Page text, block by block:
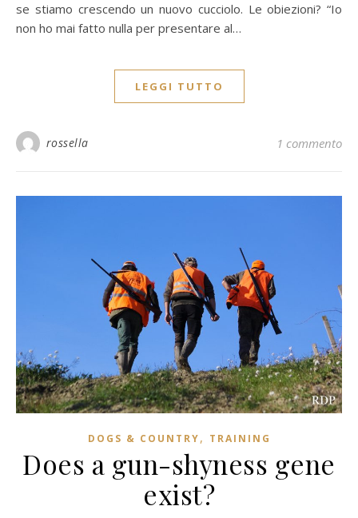
se stiamo crescendo un nuovo cucciolo. Le obiezioni? “Io
non ho mai fatto nulla per presentare al…
LEGGI TUTTO
rossella 1 commento
DOGS & COUNTRY, TRAINING
Does a gun-shyness gene
exist?